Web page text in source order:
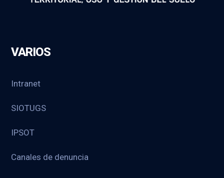
VARIOS
Intranet
SIOTUGS
IPSOT
Canales de denuncia